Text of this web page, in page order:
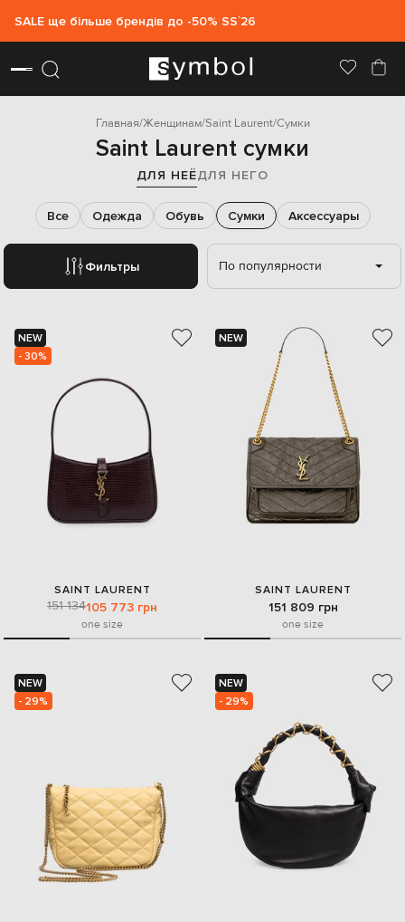
SALE ще більше брендів до -50% SS`26
Главная Женщинам Saint Laurent Сумки
Saint Laurent сумки
ДЛЯ НЕЁДЛЯ НЕГО
Фильтры
Все Одежда Обувь Сумки Аксессуары
По популярности
NEW
- 30%
SAINT LAURENT
151 134105 773 грн
one size
NEW
SAINT LAURENT
151 809 грн
one size
NEW
- 29%
NEW
- 29%